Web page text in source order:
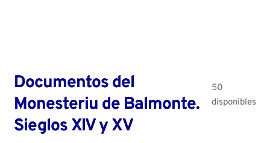
Documentos del
Monesteriu de Balmonte.
Sieglos XIV y XV
50
disponibles